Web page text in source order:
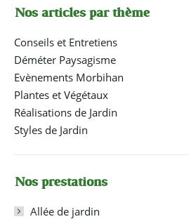
Nos articles par thème
Conseils et Entretiens
Déméter Paysagisme
Evènements Morbihan
Plantes et Végétaux
Réalisations de Jardin
Styles de Jardin
Nos prestations
Allée de jardin